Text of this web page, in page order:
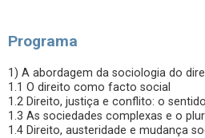
Programa
1) A abordagem da sociologia do
1.1 O direito como facto social
1.2 Direito, justiça e conflito: o
1.3 As sociedades complexas e o
1.4 Direito, austeridade e mudança